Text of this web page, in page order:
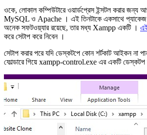
ওকে, লোকাল কম্পিউটারে ওয়ার্ডপ্রেস ইন্সটল করার জন্য
MySQL ও Apache । এই তিনটাকে একসাথে প্যাকেজ
অনেক সফটওয়্যার রয়েছে, তার মধ্য Xampp একটি ।
করে সেটাপ করে নিবেন ।
সেটাপ করার পরে যদি ডেস্কটপে কোন শর্টকাট আইকন না
ফোল্ডারে গিয়ে xampp-control.exe এর একটি ডেস্কটপ